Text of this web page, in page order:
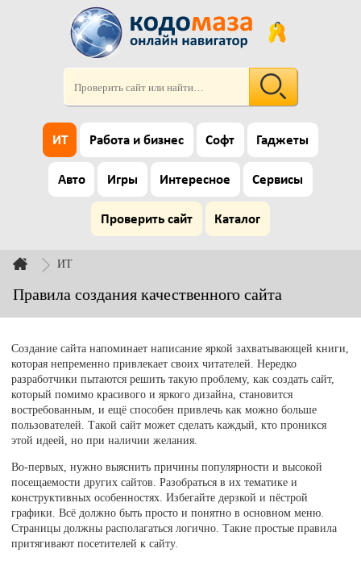
ИТ Работа и бизнес Софт Гаджеты
Авто Игры Интересное Сервисы
Проверить сайт Каталог
ИТ
Правила создания качественного сайта
Создание сайта напоминает написание яркой захватывающей книги,
которая непременно привлекает своих читателей. Нередко
разработчики пытаются решить такую проблему, как создать сайт,
который помимо красивого и яркого дизайна, становится
востребованным, и ещё способен привлечь как можно больше
пользователей. Такой сайт может сделать каждый, кто проникся
этой идеей, но при наличии желания.
Во-первых, нужно выяснить причины популярности и высокой
посещаемости других сайтов. Разобраться в их тематике и
конструктивных особенностях. Избегайте дерзкой и пёстрой
графики. Всё должно быть просто и понятно в основном меню.
Страницы должны располагаться логично. Такие простые правила
притягивают посетителей к сайту.